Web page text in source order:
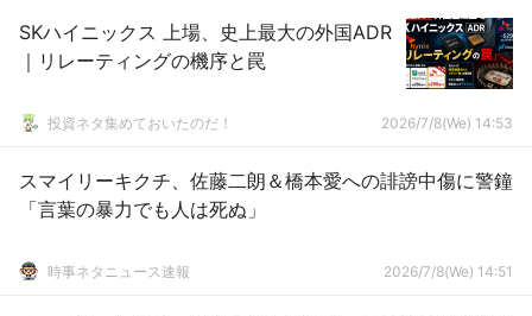
SKハイニックス 上場、史上最大の外国ADR
｜リレーティングの機序と罠
投資ネタ集めておいたのだ！ 2026/7/8(We) 14:53
スマイリーキクチ、佐藤二朗＆橋本愛への誹謗中傷に警鐘
「言葉の暴力でも人は死ぬ」
時事ネタニュース速報 2026/7/8(We) 14:51